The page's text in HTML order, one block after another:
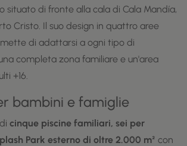
situato di fronte alla cala di Cala Mandía,
Cristo. Il suo design in quattro aree
di adattarsi a ogni tipo di
completa zona familiare e un'area
+16.
bambini e famiglie
cinque piscine familiari, sei per
Park esterno di oltre 2.000 m² con